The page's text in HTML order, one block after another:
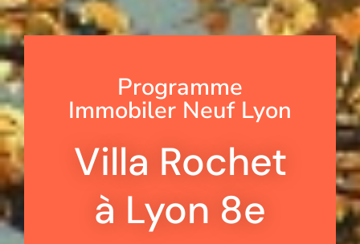
Programme
Immobiler Neuf Lyon
Villa Rochet
à Lyon 8e